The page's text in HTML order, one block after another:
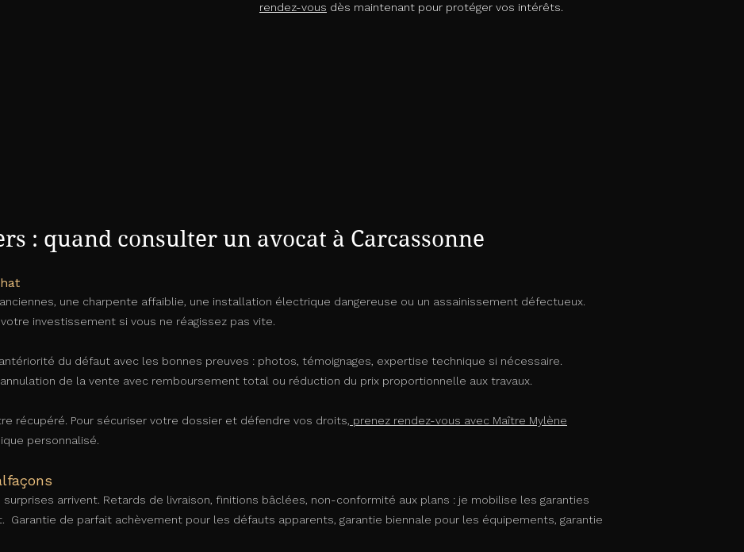
rendez-vous dès maintenant pour protéger vos intérêts.
: quand consulter un avocat à Carcassonne
une charpente affaiblie, une installation électrique dangereuse ou un assainissement défectueux.
investissement si vous ne réagissez pas vite.
du défaut avec les bonnes preuves : photos, témoignages, expertise technique si nécessaire.
de la vente avec remboursement total ou réduction du prix proportionnelle aux travaux.
récupéré. Pour sécuriser votre dossier et défendre vos droits, prenez rendez-vous avec Maître Mylène
personnalisé.
surprises arrivent. Retards de livraison, finitions bâclées, non-conformité aux plans : je mobilise les garanties
Garantie de parfait achèvement pour les défauts apparents, garantie biennale pour les équipements, garantie